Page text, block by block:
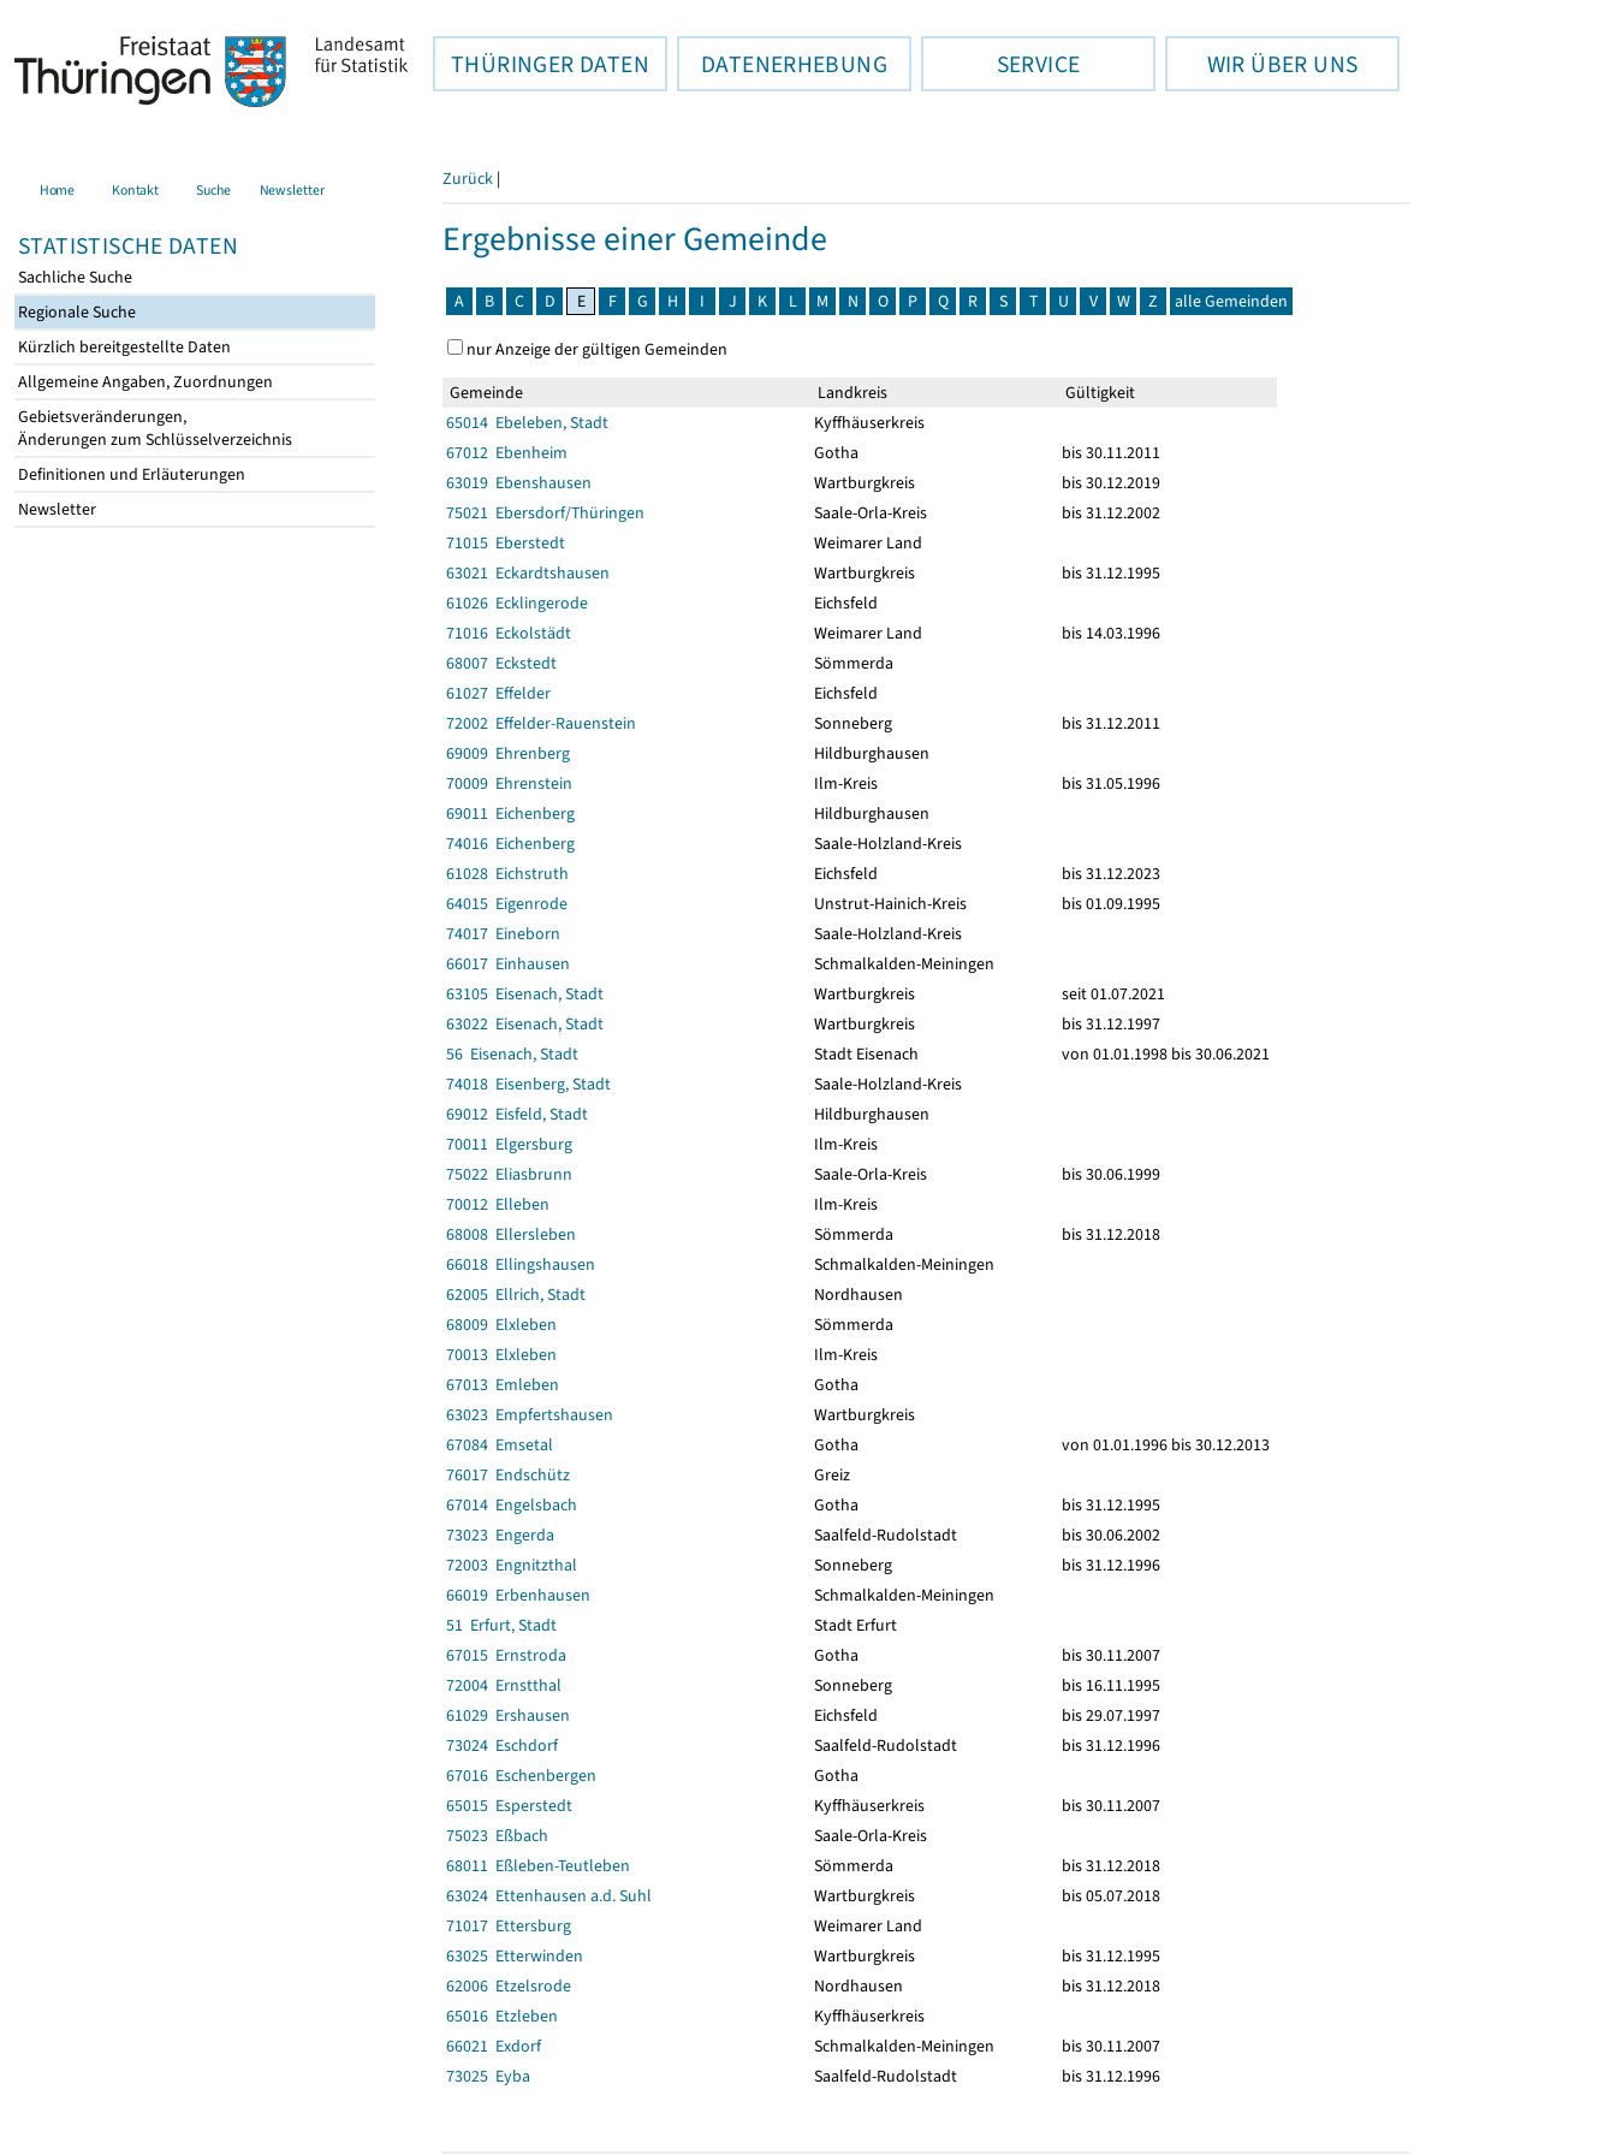
THÜRINGER DATEN DATENERHEBUNG SERVICE WIR ÜBER UNS
Home Kontakt Suche Newsletter
STATISTISCHE DATEN
Sachliche Suche
Regionale Suche
Kürzlich bereitgestellte Daten
Allgemeine Angaben, Zuordnungen
Gebietsveränderungen,
Änderungen zum Schlüsselverzeichnis
Definitionen und Erläuterungen
Newsletter
Zurück |
Ergebnisse einer Gemeinde
A B C D E F G H I J K L M N O P Q R S T U V W Z alle Gemeinden
nur Anzeige der gültigen Gemeinden
Gemeinde
Landkreis
Gültigkeit
65014 Ebeleben, Stadt
Kyffhäuserkreis
67012 Ebenheim
Gotha
bis 30.11.2011
63019 Ebenshausen
Wartburgkreis
bis 30.12.2019
75021 Ebersdorf/Thüringen
Saale-Orla-Kreis
bis 31.12.2002
71015 Eberstedt
Weimarer Land
63021 Eckardtshausen
Wartburgkreis
bis 31.12.1995
61026 Ecklingerode
Eichsfeld
71016 Eckolstädt
Weimarer Land
bis 14.03.1996
68007 Eckstedt
Sömmerda
61027 Effelder
Eichsfeld
72002 Effelder-Rauenstein
Sonneberg
bis 31.12.2011
69009 Ehrenberg
Hildburghausen
70009 Ehrenstein
Ilm-Kreis
bis 31.05.1996
69011 Eichenberg
Hildburghausen
74016 Eichenberg
Saale-Holzland-Kreis
61028 Eichstruth
Eichsfeld
bis 31.12.2023
64015 Eigenrode
Unstrut-Hainich-Kreis
bis 01.09.1995
74017 Eineborn
Saale-Holzland-Kreis
66017 Einhausen
Schmalkalden-Meiningen
63105 Eisenach, Stadt
Wartburgkreis
seit 01.07.2021
63022 Eisenach, Stadt
Wartburgkreis
bis 31.12.1997
56 Eisenach, Stadt
Stadt Eisenach
von 01.01.1998 bis 30.06.2021
74018 Eisenberg, Stadt
Saale-Holzland-Kreis
69012 Eisfeld, Stadt
Hildburghausen
70011 Elgersburg
Ilm-Kreis
75022 Eliasbrunn
Saale-Orla-Kreis
bis 30.06.1999
70012 Elleben
Ilm-Kreis
68008 Ellersleben
Sömmerda
bis 31.12.2018
66018 Ellingshausen
Schmalkalden-Meiningen
62005 Ellrich, Stadt
Nordhausen
68009 Elxleben
Sömmerda
70013 Elxleben
Ilm-Kreis
67013 Emleben
Gotha
63023 Empfertshausen
Wartburgkreis
67084 Emsetal
Gotha
von 01.01.1996 bis 30.12.2013
76017 Endschütz
Greiz
67014 Engelsbach
Gotha
bis 31.12.1995
73023 Engerda
Saalfeld-Rudolstadt
bis 30.06.2002
72003 Engnitzthal
Sonneberg
bis 31.12.1996
66019 Erbenhausen
Schmalkalden-Meiningen
51 Erfurt, Stadt
Stadt Erfurt
67015 Ernstroda
Gotha
bis 30.11.2007
72004 Ernstthal
Sonneberg
bis 16.11.1995
61029 Ershausen
Eichsfeld
bis 29.07.1997
73024 Eschdorf
Saalfeld-Rudolstadt
bis 31.12.1996
67016 Eschenbergen
Gotha
65015 Esperstedt
Kyffhäuserkreis
bis 30.11.2007
75023 Eßbach
Saale-Orla-Kreis
68011 Eßleben-Teutleben
Sömmerda
bis 31.12.2018
63024 Ettenhausen a.d. Suhl
Wartburgkreis
bis 05.07.2018
71017 Ettersburg
Weimarer Land
63025 Etterwinden
Wartburgkreis
bis 31.12.1995
62006 Etzelsrode
Nordhausen
bis 31.12.2018
65016 Etzleben
Kyffhäuserkreis
66021 Exdorf
Schmalkalden-Meiningen
bis 30.11.2007
73025 Eyba
Saalfeld-Rudolstadt bis 31.12.1996